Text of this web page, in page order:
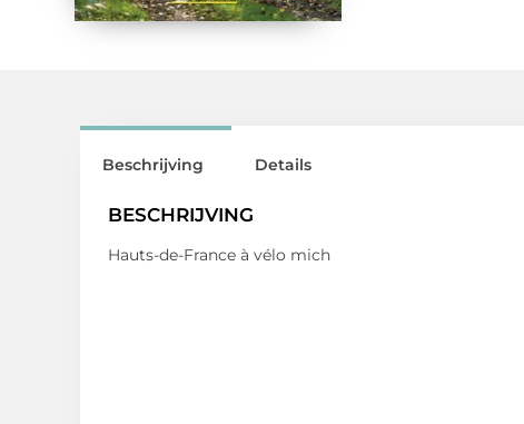
Beschrijving
BESCHRIJVING
Hauts-de-France à vélo mich
Details